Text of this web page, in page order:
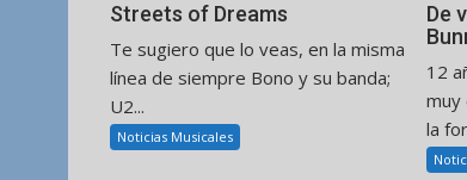
Streets of Dreams
Te sugiero que lo veas, en la misma
línea de siempre Bono y su banda;
U2...
Noticias Musicales
De
12
muy
la